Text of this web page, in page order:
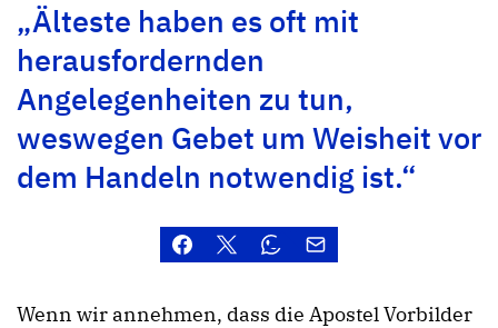
„Älteste haben es oft mit
herausfordernden
Angelegenheiten zu tun,
weswegen Gebet um Weisheit vor
dem Handeln notwendig ist.“
Wenn wir annehmen, dass die Apostel Vorbilder